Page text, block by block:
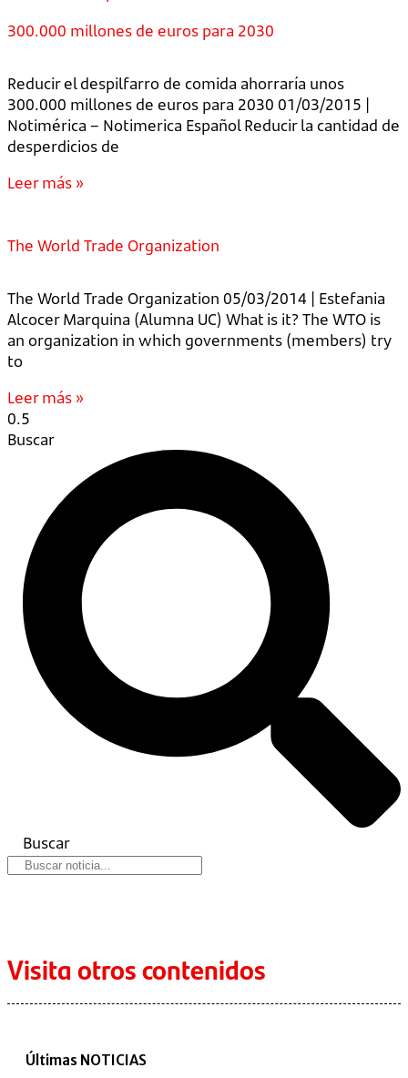
300.000 millones de euros para 2030
Reducir el despilfarro de comida ahorraría unos
300.000 millones de euros para 2030 01/03/2015 |
Notimérica – Notimerica Español Reducir la cantidad de
desperdicios de
Leer más »
The World Trade Organization
The World Trade Organization 05/03/2014 | Estefania
Alcocer Marquina (Alumna UC) What is it? The WTO is
an organization in which governments (members) try
to
Leer más »
Buscar
Buscar
Visita otros contenidos
Últimas NOTICIAS